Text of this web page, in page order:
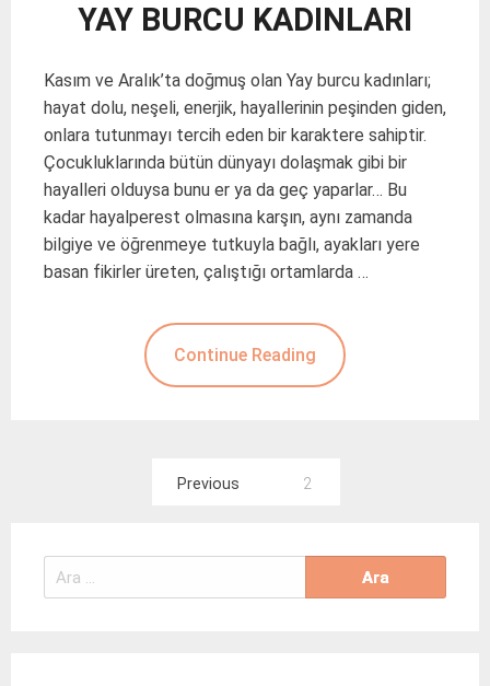
YAY BURCU KADINLARI
Kasım ve Aralık’ta doğmuş olan Yay burcu kadınları;
hayat dolu, neşeli, enerjik, hayallerinin peşinden giden,
onlara tutunmayı tercih eden bir karaktere sahiptir.
Çocukluklarında bütün dünyayı dolaşmak gibi bir
hayalleri olduysa bunu er ya da geç yaparlar… Bu
kadar hayalperest olmasına karşın, aynı zamanda
bilgiye ve öğrenmeye tutkuyla bağlı, ayakları yere
basan fikirler üreten, çalıştığı ortamlarda …
Continue Reading
Previous 2
Arama: